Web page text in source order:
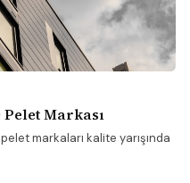
Markası
markaları kalite yarışında